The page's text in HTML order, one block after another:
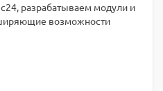
разрабатываем модули и
возможности